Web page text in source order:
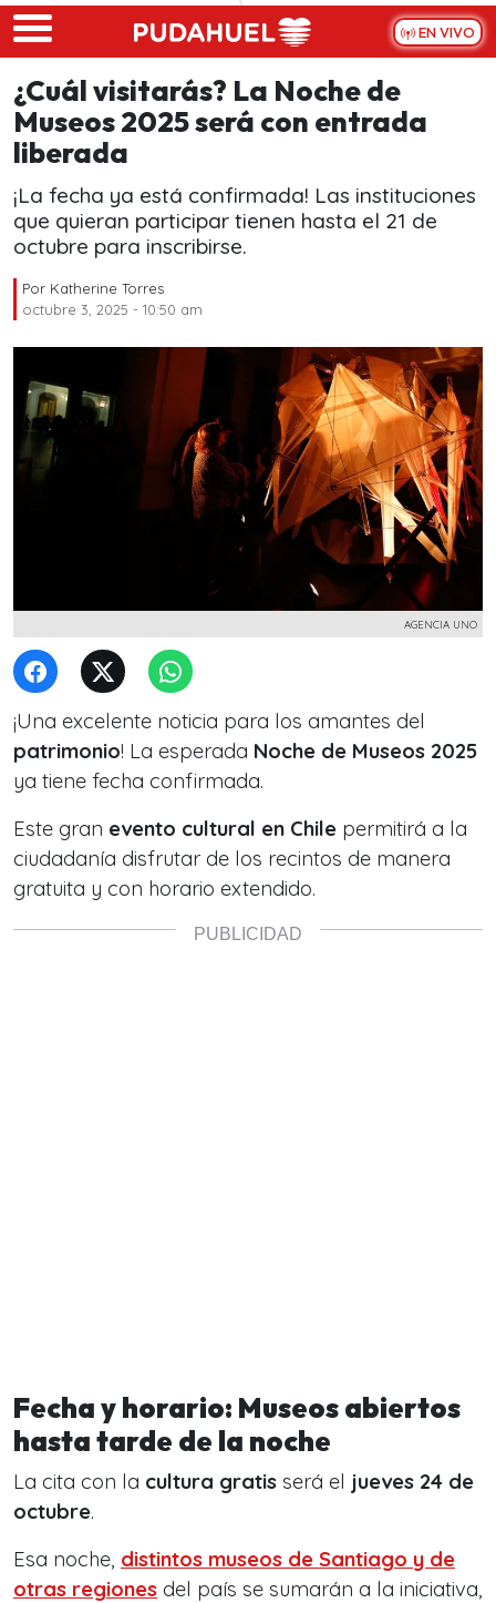
Skip to main content
EN VIVO
¿Cuál visitarás? La Noche de
Museos 2025 será con entrada
liberada
¡La fecha ya está confirmada! Las instituciones
que quieran participar tienen hasta el 21 de
octubre para inscribirse.
Por Katherine Torres
octubre 3, 2025 - 10:50 am
AGENCIA UNO
¡Una excelente noticia para los amantes del
patrimonio! La esperada Noche de Museos 2025
ya tiene fecha confirmada.
Este gran evento cultural en Chile permitirá a la
ciudadanía disfrutar de los recintos de manera
gratuita y con horario extendido.
Fecha y horario: Museos abiertos
hasta tarde de la noche
La cita con la cultura gratis será el jueves 24 de
octubre.
Esa noche, distintos museos de Santiago y de
otras regiones del país se sumarán a la iniciativa,